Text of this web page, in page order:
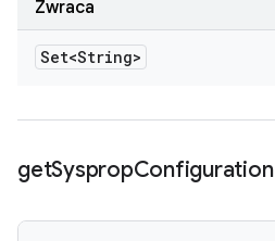
Zwraca
Set<String>
getSyspropConfiguration